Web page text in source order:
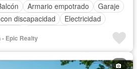
Armario empotrado
Garaje
discapacidad
Electricidad
- Epic Realty